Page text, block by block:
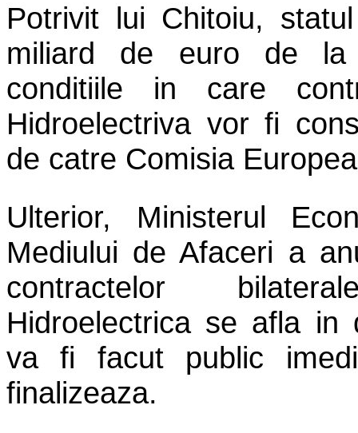
Potrivit lui Chitoiu,
miliard de euro de la
conditiile in care
Hidroelectriva vor fi
de catre Comisia
Ulterior, Ministerul
Mediului de Afaceri a
contractelor
Hidroelectrica se afla in
va fi facut public
finalizeaza.